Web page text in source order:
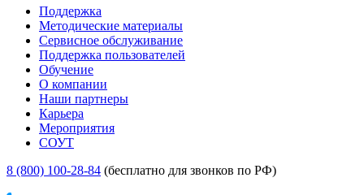
Поддержка
Методические материалы
Сервисное обслуживание
Поддержка пользователей
Обучение
О компании
Наши партнеры
Карьера
Мероприятия
СОУТ
8 (800) 100-28-84 (бесплатно для звонков по РФ)